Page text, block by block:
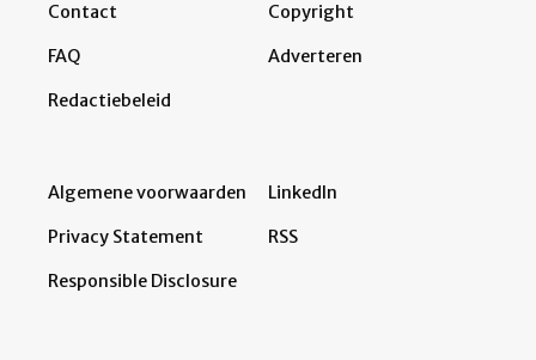
Contact
FAQ
Redactiebeleid
Copyright
Adverteren
Algemene voorwaarden
Privacy Statement
Responsible Disclosure
LinkedIn
RSS